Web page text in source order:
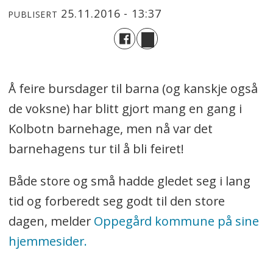
PUBLISERT 25.11.2016 - 13:37
Å feire bursdager til barna (og kanskje også
de voksne) har blitt gjort mang en gang i
Kolbotn barnehage, men nå var det
barnehagens tur til å bli feiret!
Både store og små hadde gledet seg i lang
tid og forberedt seg godt til den store
dagen, melder Oppegård kommune på sine
hjemmesider.